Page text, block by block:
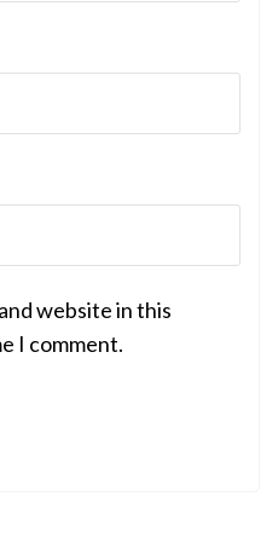
website in this
I comment.